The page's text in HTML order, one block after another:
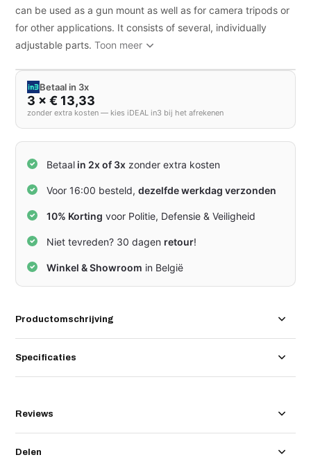
can be used as a gun mount as well as for camera tripods or
for other applications. It consists of several, individually
adjustable parts.Toon meer
Betaal in 3x
3 × € 13,33
zonder extra kosten — kies iDEAL in3 bij het afrekenen
Betaal in 2x of 3x zonder extra kosten
Voor 16:00 besteld,dezelfde werkdag verzonden
10% Korting voor Politie, Defensie & Veiligheid
Niet tevreden? 30 dagen retour!
Winkel & Showroom in België
Productomschrijving
Specificaties
Reviews
Delen